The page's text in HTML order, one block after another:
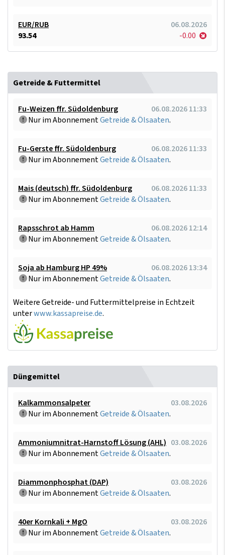
EUR/RUB
06.08.2026
93.54
-0.00
Getreide & Futtermittel
Fu-Weizen ffr. Südoldenburg
06.08.2026 11:33
Nur im AbonnementGetreide & Ölsaaten.
Fu-Gerste ffr. Südoldenburg
06.08.2026 11:33
Nur im AbonnementGetreide & Ölsaaten.
Mais (deutsch) ffr. Südoldenburg
06.08.2026 11:33
Nur im AbonnementGetreide & Ölsaaten.
Rapsschrot ab Hamm
06.08.2026 12:14
Nur im AbonnementGetreide & Ölsaaten.
Soja ab Hamburg HP 49%
06.08.2026 13:34
Nur im AbonnementGetreide & Ölsaaten.
Weitere Getreide- und Futtermittelpreise in Echtzeit
unterwww.kassapreise.de.
Düngemittel
Kalkammonsalpeter
03.08.2026
Nur im AbonnementGetreide & Ölsaaten.
Ammoniumnitrat-Harnstoff Lösung (AHL) 03.08.2026
Nur im AbonnementGetreide & Ölsaaten.
Diammonphosphat (DAP)
03.08.2026
Nur im AbonnementGetreide & Ölsaaten.
40er Kornkali + MgO
03.08.2026
Nur im AbonnementGetreide & Ölsaaten.